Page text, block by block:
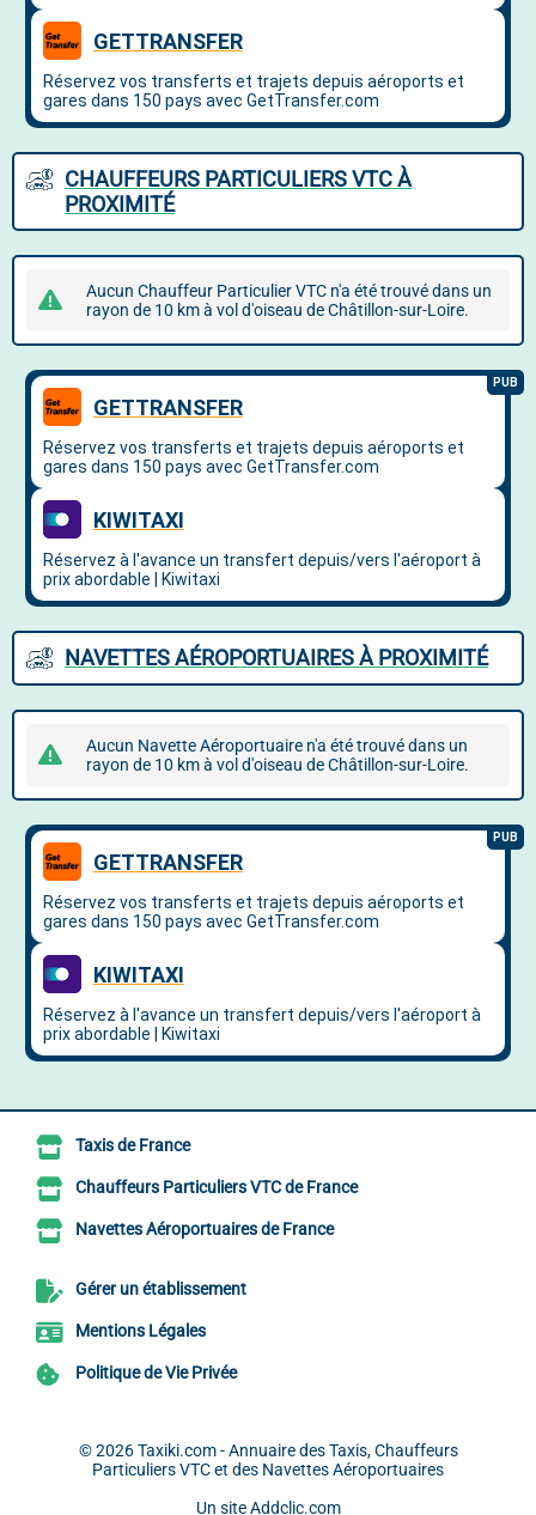
CHAUFFEURS PARTICULIERS VTC À
PROXIMITÉ
Aucun Chauffeur Particulier VTC n'a été trouvé dans un
rayon de 10 km à vol d'oiseau de Châtillon-sur-Loire.
NAVETTES AÉROPORTUAIRES À PROXIMITÉ
Aucun Navette Aéroportuaire n'a été trouvé dans un
rayon de 10 km à vol d'oiseau de Châtillon-sur-Loire.
Taxis de France
Chauffeurs Particuliers VTC de France
Navettes Aéroportuaires de France
Gérer un établissement
Mentions Légales
Politique de Vie Privée
© 2026 Taxiki.com - Annuaire des Taxis, Chauffeurs
Particuliers VTC et des Navettes Aéroportuaires
Un site Addclic.com